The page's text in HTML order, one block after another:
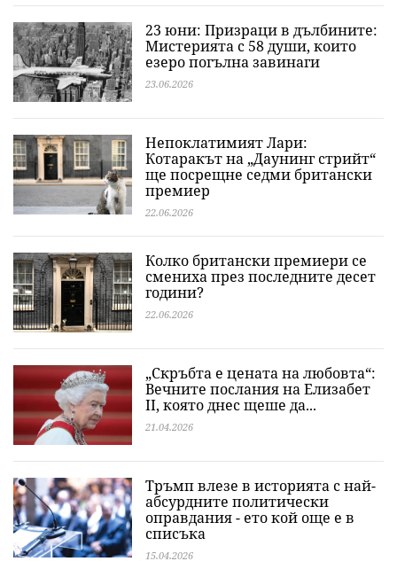
23 юни: Призраци в дълбините:
Мистерията с 58 души, които
езеро погълна завинаги
23.06.2026
Непоклатимият Лари:
Котаракът на „Даунинг стрийт“
ще посрещне седми британски
премиер
22.06.2026
Колко британски премиери се
смениха през последните десет
години?
22.06.2026
„Скръбта е цената на любовта“:
Вечните послания на Елизабет
II, която днес щеше да...
21.04.2026
Тръмп влезе в историята с най-
абсурдните политически
оправдания - ето кой още е в
списъка
15.04.2026